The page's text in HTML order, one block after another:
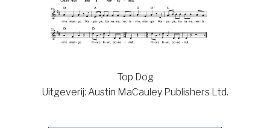
Top Dog
Uitgeverij: Austin MaCauley Publishers Ltd.